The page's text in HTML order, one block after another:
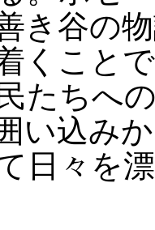
き谷の
くこと
たちへ
い込み
日々を